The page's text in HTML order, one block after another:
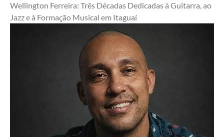
Wellington Ferreira: Três Décadas Dedicadas à Guitarra, ao
Jazz e à Formação Musical em Itaguaí